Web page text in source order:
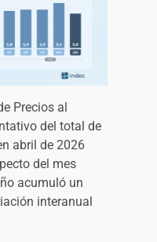
Precios al
del total de
abril de 2026
del mes
acumuló un
interanual